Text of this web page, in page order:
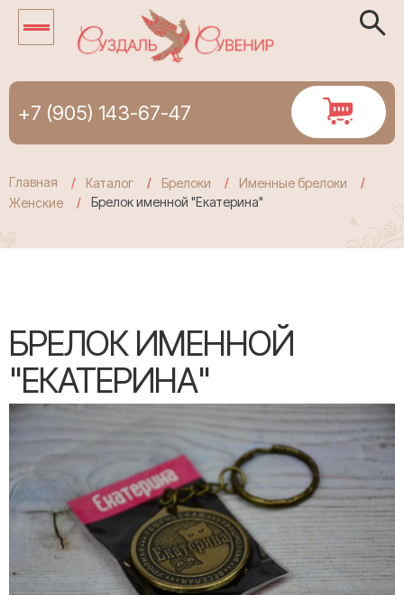
+7 (905) 143-67-47
Главная Каталог Брелоки
Именные брелоки
Женские
Брелок именной "Екатерина"
БРЕЛОК ИМЕННОЙ
"ЕКАТЕРИНА"